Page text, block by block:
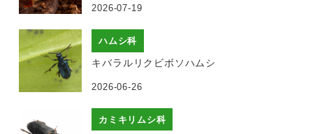
2026-07-19
ハムシ科
キバラルリクビボソハムシ
2026-06-26
カミキリムシ科